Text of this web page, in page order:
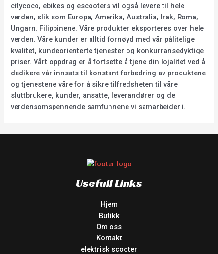
citycoco, ebikes og escooters vil også levere til hele
verden, slik som Europa, Amerika, Australia, Irak, Roma,
Ungarn, Filippinene. Våre produkter eksporteres over hele
verden. Våre kunder er alltid fornøyd med vår pålitelige
kvalitet, kundeorienterte tjenester og konkurransedyktige
priser. Vårt oppdrag er å fortsette å tjene din lojalitet ved å
dedikere vår innsats til konstant forbedring av produktene
og tjenestene våre for å sikre tilfredsheten til våre
sluttbrukere, kunder, ansatte, leverandører og de
verdensomspennende samfunnene vi samarbeider i.
Usefull Links
Hjem
Butikk
Om oss
Kontakt
elektrisk scooter